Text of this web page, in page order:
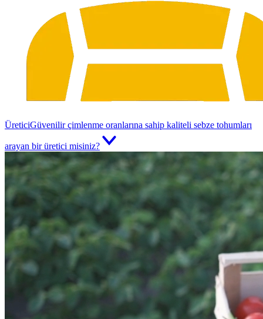
ÜreticiGüvenilir çimlenme oranlarına sahip kaliteli sebze tohumları
arayan bir üretici misiniz?